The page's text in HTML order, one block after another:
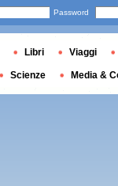
Password
Libri Viaggi
Scienze Media &